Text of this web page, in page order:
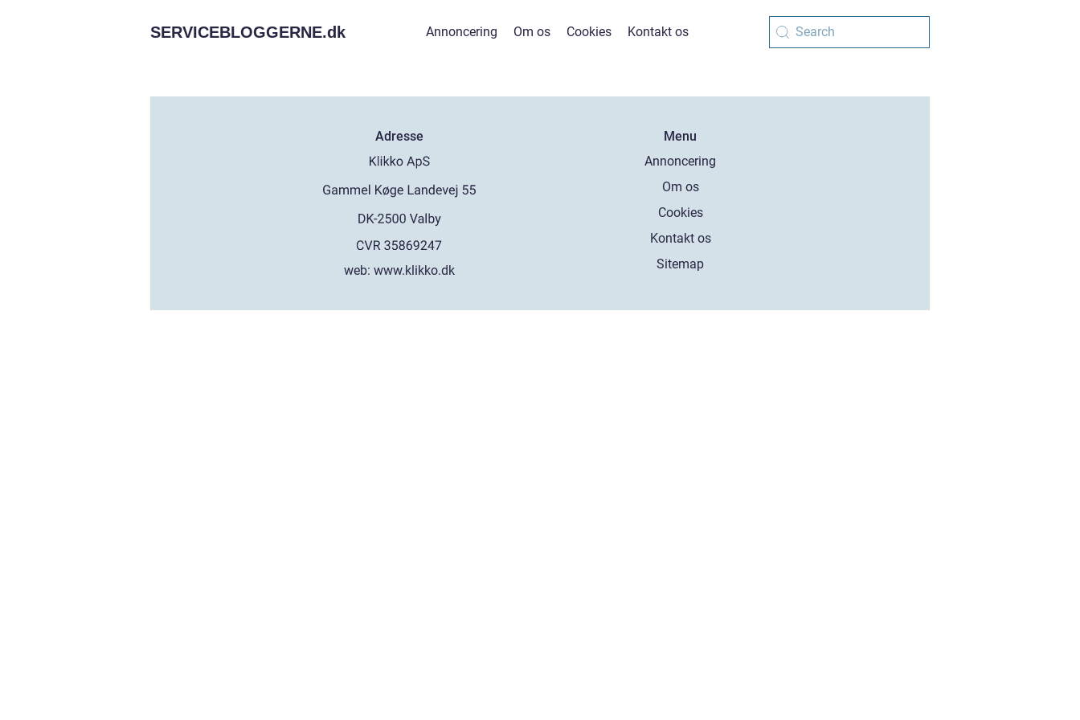
SERVICEBLOGGERNE.dk Annoncering Om os Cookies Kontakt os
Adresse
web:www.klikko.dk
Menu
Annoncering
Om os
Cookies
Kontakt os
Sitemap